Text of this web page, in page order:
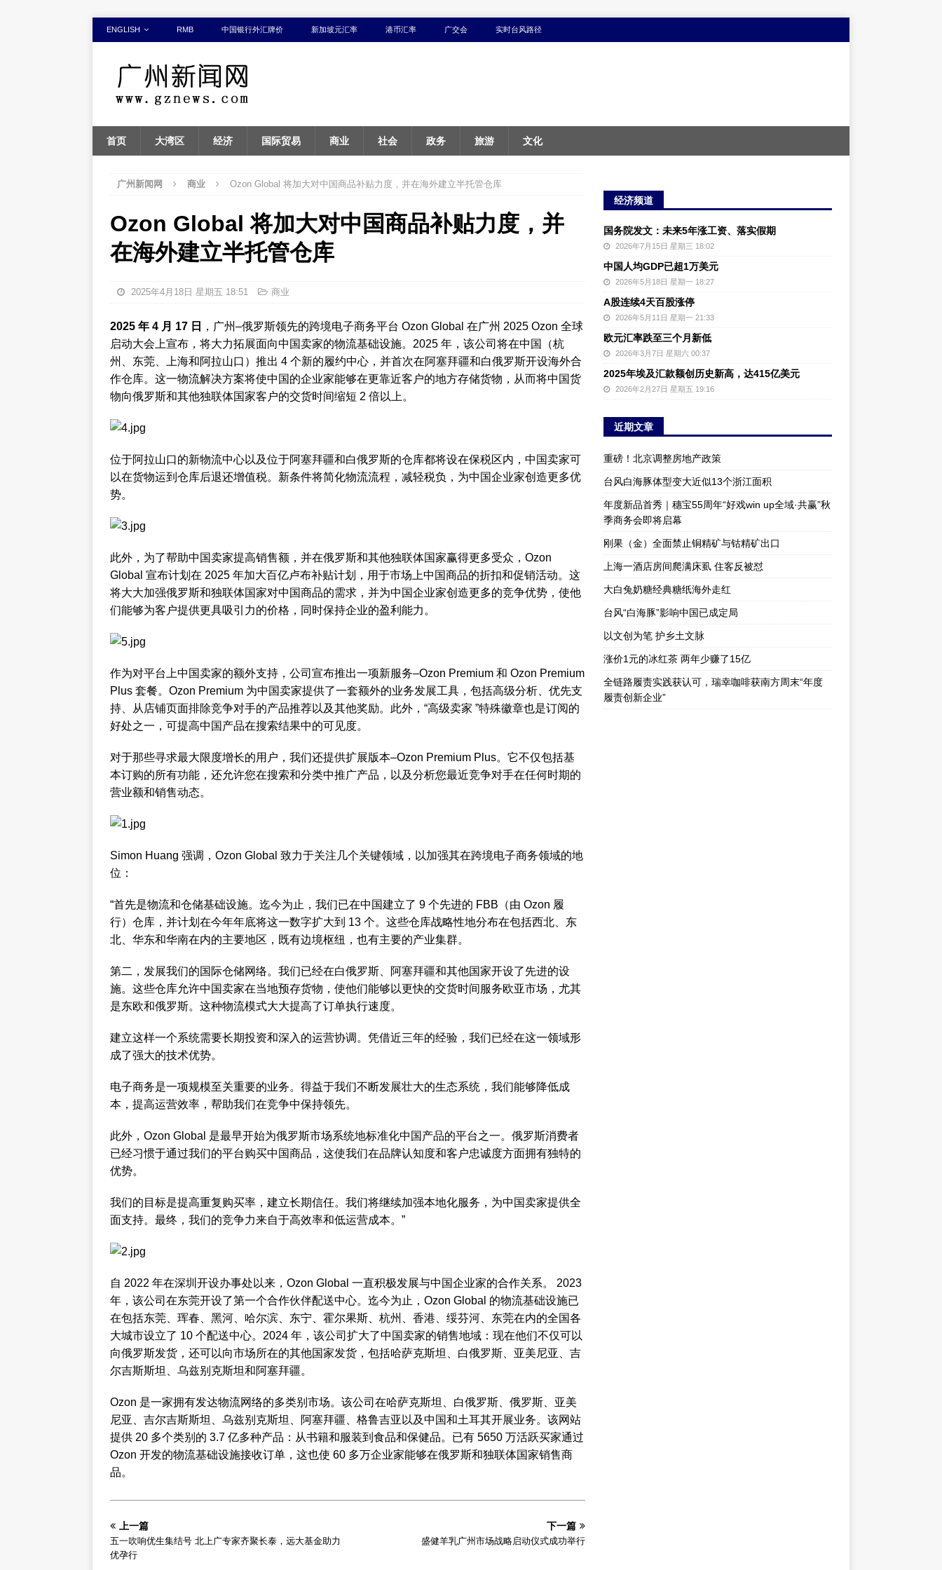
ENGLISH RMB 中国银行外汇牌价 新加坡元汇率 港币汇率 广交会 实时台风路径
首页 大湾区 经济 国际贸易 商业 社会 政务 旅游 文化
广州新闻网 商业 Ozon Global 将加大对中国商品补贴力度，并在海外建立半托管仓库
Ozon Global 将加大对中国商品补贴力度，并
在海外建立半托管仓库
2025年4月18日 星期五 18:51 商业
2025 年 4 月 17 日
，广州–俄罗斯领先的跨境电子商务平台 Ozon Global 在广州 2025 Ozon 全球
启动大会上宣布，将大力拓展面向中国卖家的物流基础设施。2025 年，该公司将在中国（杭
州、东莞、上海和阿拉山口）推出 4 个新的履约中心，并首次在阿塞拜疆和白俄罗斯开设海外合
作仓库。这一物流解决方案将使中国的企业家能够在更靠近客户的地方存储货物，从而将中国货
物向俄罗斯和其他独联体国家客户的交货时间缩短 2 倍以上。
位于阿拉山口的新物流中心以及位于阿塞拜疆和白俄罗斯的仓库都将设在保税区内，中国卖家可
以在货物运到仓库后退还增值税。新条件将简化物流流程，减轻税负，为中国企业家创造更多优
势。
此外，为了帮助中国卖家提高销售额，并在俄罗斯和其他独联体国家赢得更多受众，Ozon
Global 宣布计划在 2025 年加大百亿卢布补贴计划，用于市场上中国商品的折扣和促销活动。这
将大大加强俄罗斯和独联体国家对中国商品的需求，并为中国企业家创造更多的竞争优势，使他
们能够为客户提供更具吸引力的价格，同时保持企业的盈利能力。
作为对平台上中国卖家的额外支持，公司宣布推出一项新服务–Ozon Premium 和 Ozon Premium
Plus 套餐。Ozon Premium 为中国卖家提供了一套额外的业务发展工具，包括高级分析、优先支
持、从店铺页面排除竞争对手的产品推荐以及其他奖励。此外，“高级卖家 ”特殊徽章也是订阅的
好处之一，可提高中国产品在搜索结果中的可见度。
对于那些寻求最大限度增长的用户，我们还提供扩展版本–Ozon Premium Plus。它不仅包括基
本订购的所有功能，还允许您在搜索和分类中推广产品，以及分析您最近竞争对手在任何时期的
营业额和销售动态。
Simon Huang 强调，Ozon Global 致力于关注几个关键领域，以加强其在跨境电子商务领域的地
位：
“首先是物流和仓储基础设施。迄今为止，我们已在中国建立了 9 个先进的 FBB（由 Ozon 履
行）仓库，并计划在今年年底将这一数字扩大到 13 个。这些仓库战略性地分布在包括西北、东
北、华东和华南在内的主要地区，既有边境枢纽，也有主要的产业集群。
第二，发展我们的国际仓储网络。我们已经在白俄罗斯、阿塞拜疆和其他国家开设了先进的设
施。这些仓库允许中国卖家在当地预存货物，使他们能够以更快的交货时间服务欧亚市场，尤其
是东欧和俄罗斯。这种物流模式大大提高了订单执行速度。
建立这样一个系统需要长期投资和深入的运营协调。凭借近三年的经验，我们已经在这一领域形
成了强大的技术优势。
电子商务是一项规模至关重要的业务。得益于我们不断发展壮大的生态系统，我们能够降低成
本，提高运营效率，帮助我们在竞争中保持领先。
此外，Ozon Global 是最早开始为俄罗斯市场系统地标准化中国产品的平台之一。俄罗斯消费者
已经习惯于通过我们的平台购买中国商品，这使我们在品牌认知度和客户忠诚度方面拥有独特的
优势。
我们的目标是提高重复购买率，建立长期信任。我们将继续加强本地化服务，为中国卖家提供全
面支持。最终，我们的竞争力来自于高效率和低运营成本。”
自 2022 年在深圳开设办事处以来，Ozon Global 一直积极发展与中国企业家的合作关系。 2023
年，该公司在东莞开设了第一个合作伙伴配送中心。迄今为止，Ozon Global 的物流基础设施已
在包括东莞、珲春、黑河、哈尔滨、东宁、霍尔果斯、杭州、香港、绥芬河、东莞在内的全国各
大城市设立了 10 个配送中心。2024 年，该公司扩大了中国卖家的销售地域：现在他们不仅可以
向俄罗斯发货，还可以向市场所在的其他国家发货，包括哈萨克斯坦、白俄罗斯、亚美尼亚、吉
尔吉斯斯坦、乌兹别克斯坦和阿塞拜疆。
Ozon 是一家拥有发达物流网络的多类别市场。该公司在哈萨克斯坦、白俄罗斯、俄罗斯、亚美
尼亚、吉尔吉斯斯坦、乌兹别克斯坦、阿塞拜疆、格鲁吉亚以及中国和土耳其开展业务。该网站
提供 20 多个类别的 3.7 亿多种产品：从书籍和服装到食品和保健品。已有 5650 万活跃买家通过
Ozon 开发的物流基础设施接收订单，这也使 60 多万企业家能够在俄罗斯和独联体国家销售商
品。
上一篇
五一吹响优生集结号 北上广专家齐聚长泰，远大基金助力
优孕行
下一篇
盛健羊乳广州市场战略启动仪式成功举行
经济频道
国务院发文：未来5年涨工资、落实假期
2026年7月15日 星期三 18:02
中国人均GDP已超1万美元
2026年5月18日 星期一 18:27
A股连续4天百股涨停
2026年5月11日 星期一 21:33
欧元汇率跌至三个月新低
2026年3月7日 星期六 00:37
2025年埃及汇款额创历史新高，达415亿美元
2026年2月27日 星期五 19:16
近期文章
重磅！北京调整房地产政策
台风白海豚体型变大近似13个浙江面积
年度新品首秀｜穗宝55周年“好戏win up全域·共赢”秋
季商务会即将启幕
刚果（金）全面禁止铜精矿与钴精矿出口
上海一酒店房间爬满床虱 住客反被怼
大白兔奶糖经典糖纸海外走红
台风“白海豚”影响中国已成定局
以文创为笔 护乡土文脉
涨价1元的冰红茶 两年少赚了15亿
全链路履责实践获认可，瑞幸咖啡获南方周末“年度
履责创新企业”